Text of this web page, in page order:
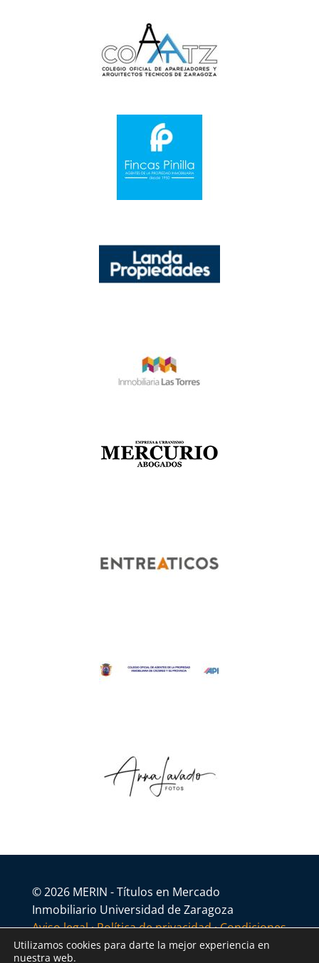
© 2026 MERIN - Títulos en Mercado
Inmobiliario Universidad de Zaragoza
Aviso legal·Política de privacidad·Condiciones
generales
Utilizamos cookies para darte la mejor experiencia en
nuestra web.